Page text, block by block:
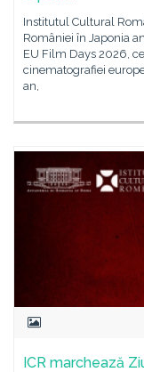
Institutul Cultural
României în Japonia
EU Film Days 2026,
cinematografiei
an,
ICR marchează